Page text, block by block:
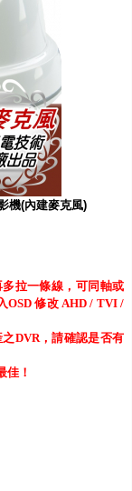
機(內建麥克風)
拉一條線，可同軸或
OSD 修改 AHD / TVI /
DVR，請確認是否有
佳！